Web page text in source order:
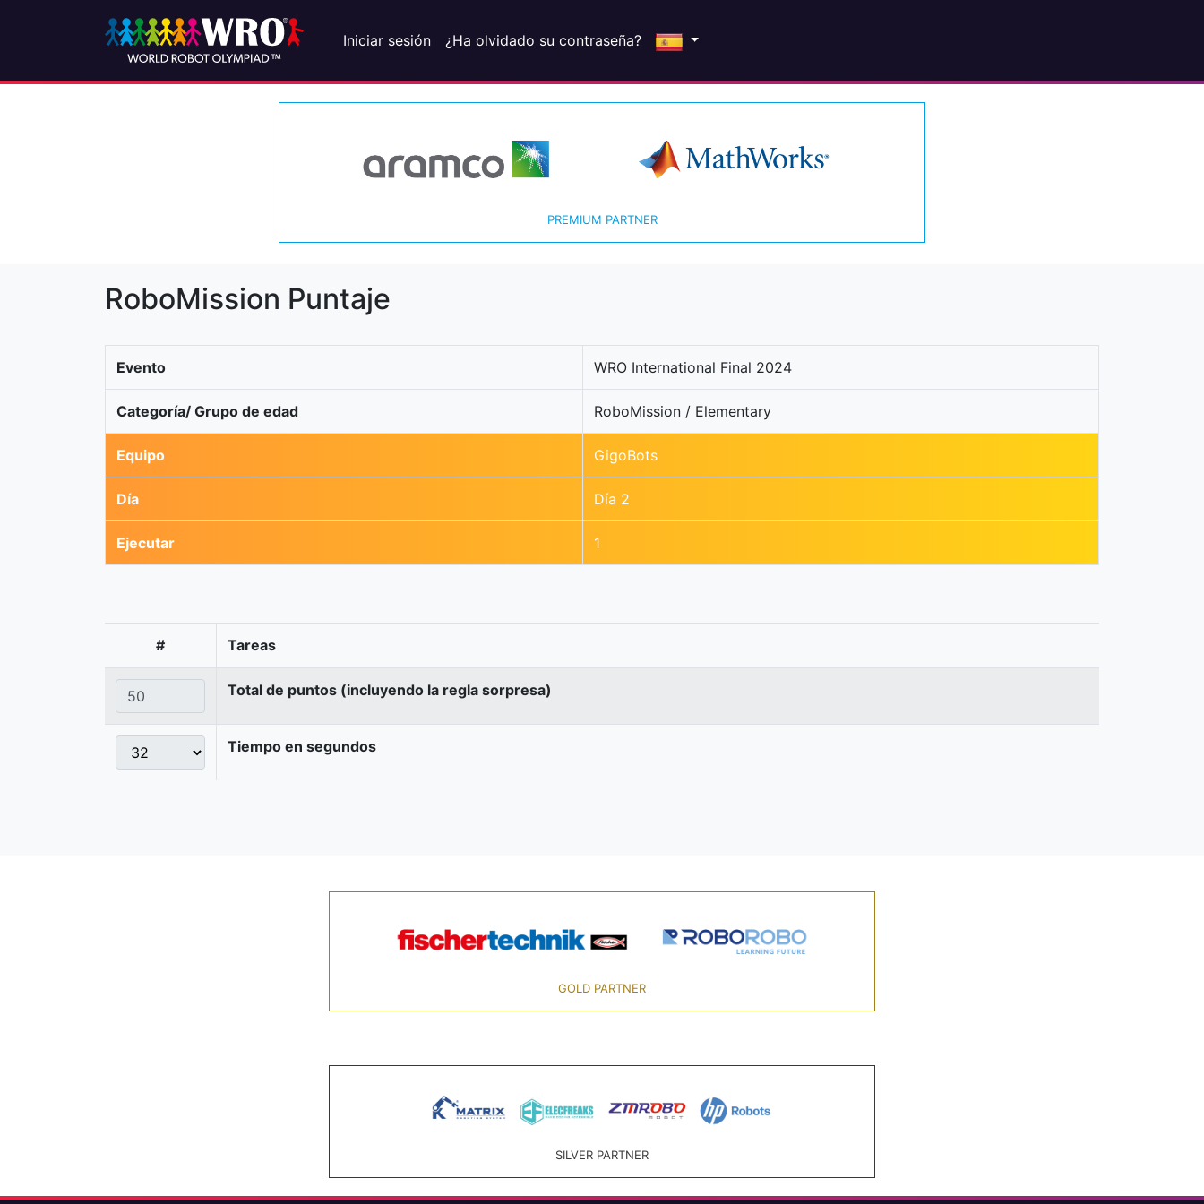
Iniciar sesión ¿Ha olvidado su contraseña?
PREMIUM PARTNER
RoboMission Puntaje
Evento WRO International Final 2024
Categoría/ Grupo de edad RoboMission / Elementary
Equipo GigoBots
Día Día 2
Ejecutar 1
# Tareas
Total de puntos (incluyendo la regla sorpresa)
Tiempo en segundos
GOLD PARTNER
SILVER PARTNER